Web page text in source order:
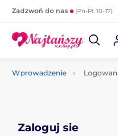
Zadzwoń do nas (Pn-Pt 10-17)
Wprowadzenie
Zaloguj sie